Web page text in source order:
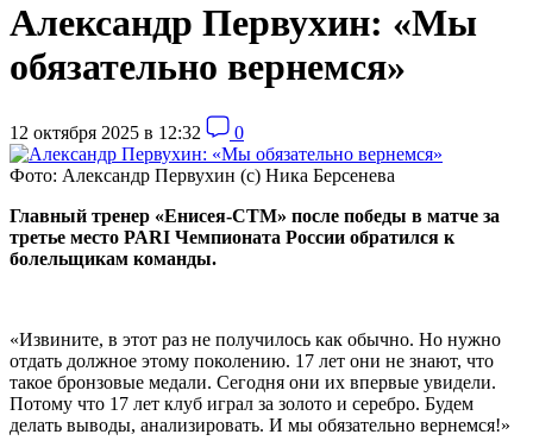
Александр Первухин: «Мы
обязательно вернемся»
12 октября 2025 в 12:32 0
Фото: Александр Первухин (с) Ника Берсенева
Главный тренер «Енисея-СТМ» после победы в матче за
третье место PARI Чемпионата России обратился к
болельщикам команды.
«Извините, в этот раз не получилось как обычно. Но нужно
отдать должное этому поколению. 17 лет они не знают, что
такое бронзовые медали. Сегодня они их впервые увидели.
Потому что 17 лет клуб играл за золото и серебро. Будем
делать выводы, анализировать. И мы обязательно вернемся!»